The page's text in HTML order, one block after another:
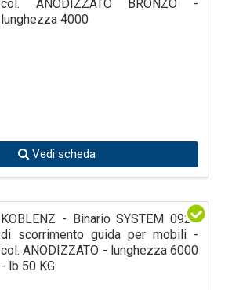
col. ANODIZZATO BRONZO -
lunghezza 4000
Vedi scheda
KOBLENZ - Binario SYSTEM 0920
di scorrimento guida per mobili -
col. ANODIZZATO - lunghezza 6000
- lb 50 KG